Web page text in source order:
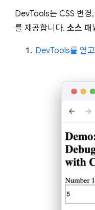
DevTools는 CSS 변경
를 제공합니다. 소스 패
DevTools를 열고